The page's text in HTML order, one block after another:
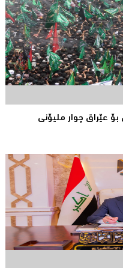
بۆ عێراق چوار ملیۆنى